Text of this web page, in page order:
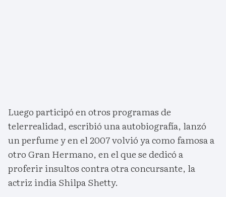
Luego participó en otros programas de
telerrealidad, escribió una autobiografía, lanzó
un perfume y en el 2007 volvió ya como famosa a
otro Gran Hermano, en el que se dedicó a
proferir insultos contra otra concursante, la
actriz india Shilpa Shetty.